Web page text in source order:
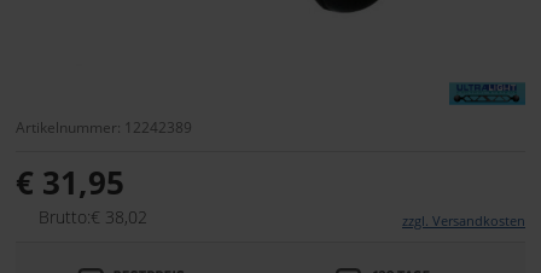
Artikelnummer: 12242389
€ 31,95
Brutto:€ 38,02 zzgl. Versandkosten